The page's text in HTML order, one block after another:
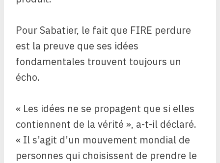
Pour Sabatier, le fait que FIRE perdure
est la preuve que ses idées
fondamentales trouvent toujours un
écho.
« Les idées ne se propagent que si elles
contiennent de la vérité », a-t-il déclaré.
« Il s’agit d’un mouvement mondial de
personnes qui choisissent de prendre le